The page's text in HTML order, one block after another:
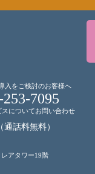
入をご検討のお客様へ
7095
についてお問い合わせ
（通話料無料）
アタワー19階